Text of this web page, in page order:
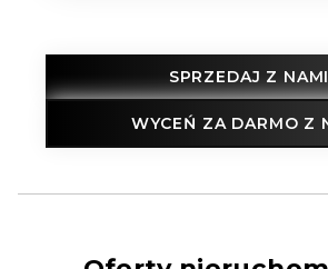
SPRZEDAJ Z NAMI
WYCEŃ ZA DARMO Z